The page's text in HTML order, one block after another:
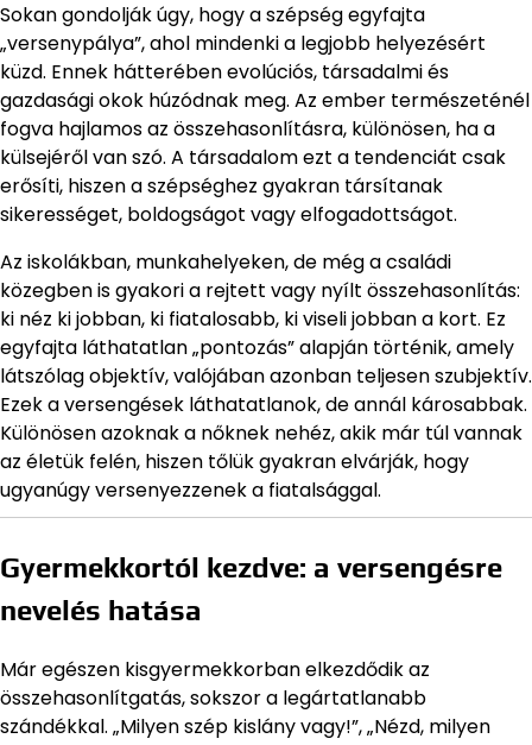
Sokan gondolják úgy, hogy a szépség egyfajta
„versenypálya”, ahol mindenki a legjobb helyezésért
küzd. Ennek hátterében evolúciós, társadalmi és
gazdasági okok húzódnak meg. Az ember természeténél
fogva hajlamos az összehasonlításra, különösen, ha a
külsejéről van szó. A társadalom ezt a tendenciát csak
erősíti, hiszen a szépséghez gyakran társítanak
sikerességet, boldogságot vagy elfogadottságot.
Az iskolákban, munkahelyeken, de még a családi
közegben is gyakori a rejtett vagy nyílt összehasonlítás:
ki néz ki jobban, ki fiatalosabb, ki viseli jobban a kort. Ez
egyfajta láthatatlan „pontozás” alapján történik, amely
látszólag objektív, valójában azonban teljesen szubjektív.
Ezek a versengések láthatatlanok, de annál károsabbak.
Különösen azoknak a nőknek nehéz, akik már túl vannak
az életük felén, hiszen tőlük gyakran elvárják, hogy
ugyanúgy versenyezzenek a fiatalsággal.
Gyermekkortól kezdve: a versengésre
nevelés hatása
Már egészen kisgyermekkorban elkezdődik az
összehasonlítgatás, sokszor a legártatlanabb
szándékkal. „Milyen szép kislány vagy!”, „Nézd, milyen